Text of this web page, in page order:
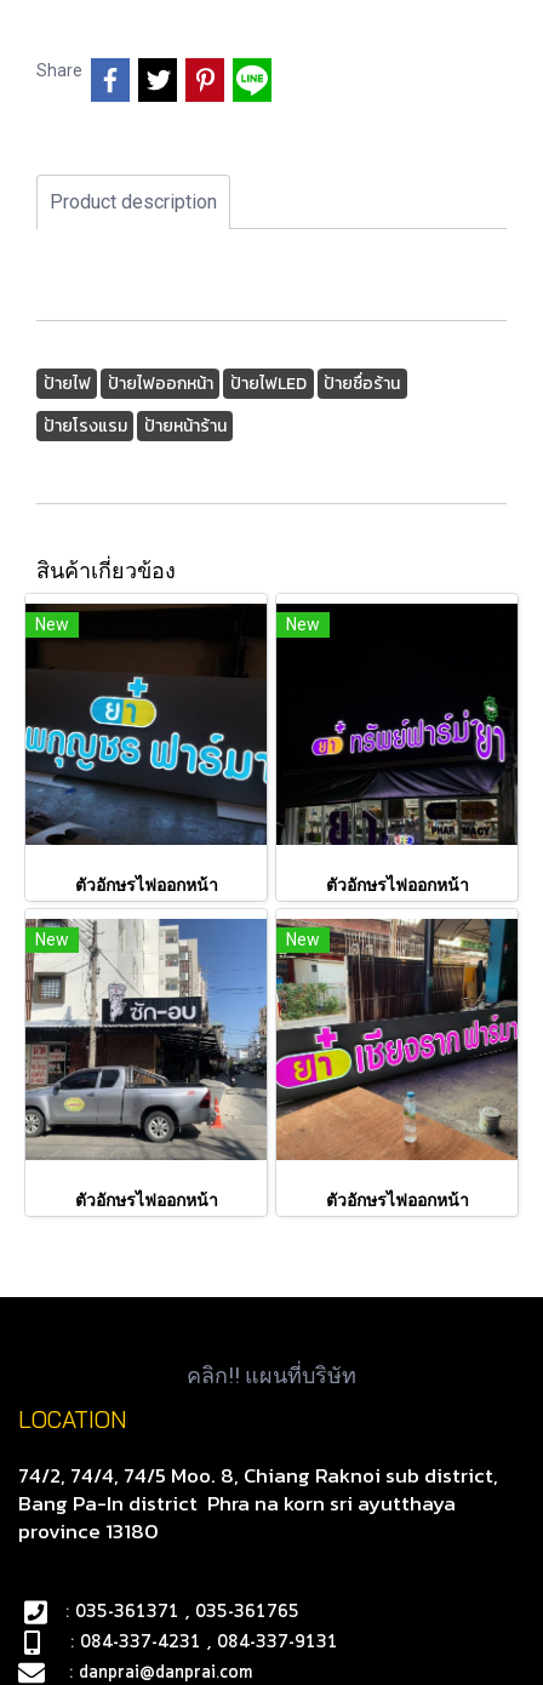
Share
Product description
ป้ายไฟ ป้ายไฟออกหน้า ป้ายไฟLED
ป้ายชื่อร้าน
ป้ายโรงแรม
ป้ายหน้าร้าน
สินค้าเกี่ยวข้อง
New
ตัวอักษรไฟออกหน้า
New
ตัวอักษรไฟออกหน้า
New
ตัวอักษรไฟออกหน้า
New
ตัวอักษรไฟออกหน้า
คลิก!! แผนที่บริษัท
LOCATION
74/2, 74/4, 74/5 Moo. 8, Chiang Raknoi sub district,
Bang Pa-In district Phra na korn sri ayutthaya
province 13180
: 035-361371 , 035-361765
: 084-337-4231 , 084-337-9131
: danprai@danprai.com